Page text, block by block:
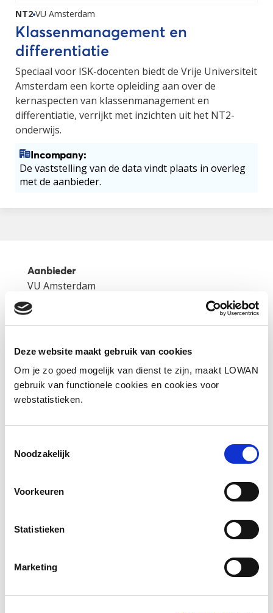
Deze website maakt gebruik van cookies
Om je zo goed mogelijk van dienst te zijn, maakt LOWAN
gebruik van functionele cookies en cookies voor
webstatistieken.
Noodzakelijk
Voorkeuren
Statistieken
Marketing
NT2 VU Amsterdam
Klassenmanagement en
differentiatie
Speciaal voor ISK-docenten biedt de Vrije Universiteit
Amsterdam een korte opleiding aan over de
kernaspecten van klassenmanagement en
differentiatie, verrijkt met inzichten uit het NT2-
onderwijs.
Incompany:
De vaststelling van de data vindt plaats in overleg
met de aanbieder.
Aanbieder
VU Amsterdam
Categorie
NT2
Vier bijeenkomsten
Kosten
€ 750
De Vrije Universiteit Amsterdam biedt een
klassenmanagement en differentiatie,
gecombineerd met NT2-kennis. Deelnemers
passen de theorie direct toe op eigen casussen
in vier interactieve bijeenkomsten.
Doelgroep